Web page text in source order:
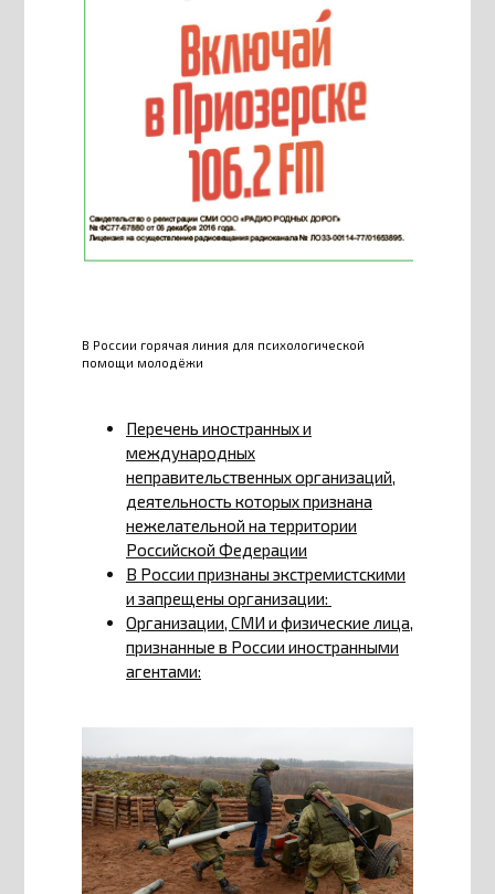
В России горячая линия для психологической
помощи молодёжи
Перечень иностранных и
международных
неправительственных организаций,
деятельность которых признана
нежелательной на территории
Российской Федерации
В России признаны экстремистскими
и запрещены организации:
Организации, СМИ и физические лица,
признанные в России иностранными
агентами: